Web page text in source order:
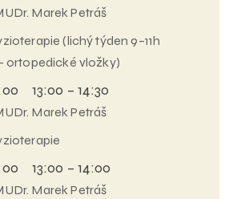
Marek Petráš
(lichý týden 9–11h
ortopedické vložky)
13:00 – 14:30
Marek Petráš
13:00 – 14:00
Marek Petráš